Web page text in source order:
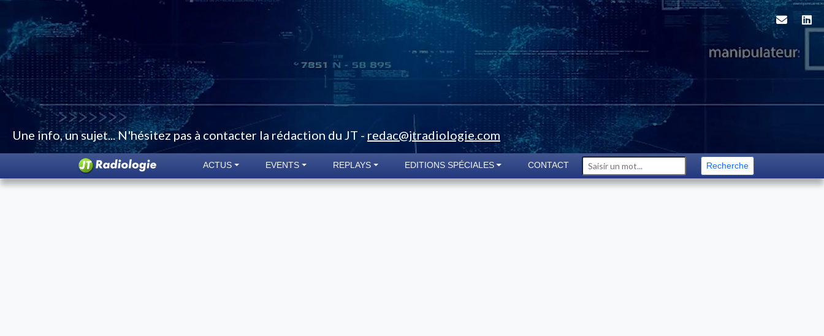
Une info, un sujet... N'hésitez pas à contacter la rédaction du JT - redac@jtradiologie.com
ACTUS EVENTS REPLAYS EDITIONS SPÉCIALES CONTACT Recherche